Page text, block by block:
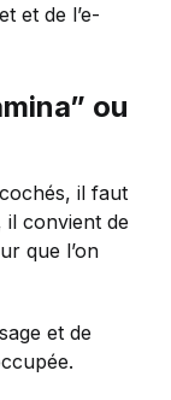
et de l’e-
ou
il faut
il convient de
que l’on
et de